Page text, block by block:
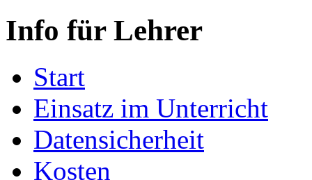
Info für Lehrer
Start
Einsatz im Unterricht
Datensicherheit
Kosten